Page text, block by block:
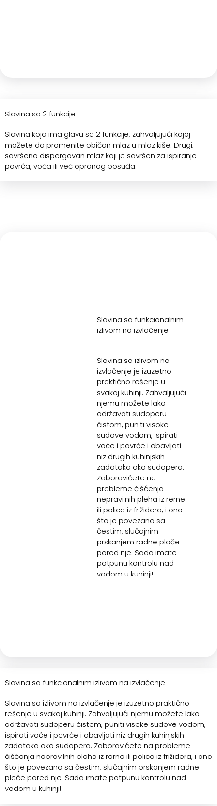
Slavina sa 2 funkcije
Slavina koja ima glavu sa 2 funkcije, zahvaljujući kojoj
možete da promenite običan mlaz u mlaz kiše. Drugi,
savršeno dispergovan mlaz koji je savršen za ispiranje
povrća, voća ili već opranog posuđa.
Slavina sa funkcionalnim
izlivom na izvlačenje
Slavina sa izlivom na
izvlačenje je izuzetno
praktično rešenje u
svakoj kuhinji. Zahvaljujući
njemu možete lako
održavati sudoperu
čistom, puniti visoke
sudove vodom, ispirati
voće i povrće i obavljati
niz drugih kuhinjskih
zadataka oko sudopera.
Zaboravićete na
probleme čišćenja
nepravilnih pleha iz rerne
ili polica iz frižidera, i ono
što je povezano sa
čestim, slučajnim
prskanjem radne ploče
pored nje. Sada imate
potpunu kontrolu nad
vodom u kuhinji!
Slavina sa funkcionalnim izlivom na izvlačenje
Slavina sa izlivom na izvlačenje je izuzetno praktično
rešenje u svakoj kuhinji. Zahvaljujući njemu možete lako
održavati sudoperu čistom, puniti visoke sudove vodom,
ispirati voće i povrće i obavljati niz drugih kuhinjskih
zadataka oko sudopera. Zaboravićete na probleme
čišćenja nepravilnih pleha iz rerne ili polica iz frižidera, i ono
što je povezano sa čestim, slučajnim prskanjem radne
ploče pored nje. Sada imate potpunu kontrolu nad
vodom u kuhinji!